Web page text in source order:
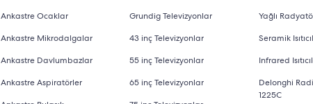
Ankastre Ocaklar
Ankastre Mikrodalgalar
Ankastre Davlumbazlar
Ankastre Aspiratörler
Grundig Televizyonlar
43 inç Televizyonlar
55 inç Televizyonlar
65 inç Televizyonlar
Yağlı
Seramik
Infrared
Delonghi
1225C